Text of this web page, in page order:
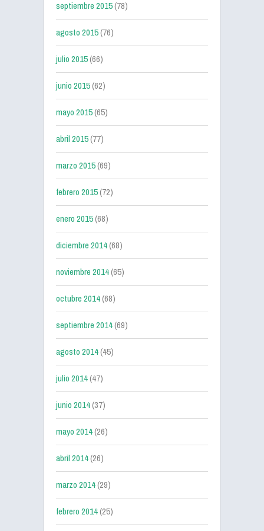
septiembre 2015(78)
agosto 2015(76)
julio 2015(66)
junio 2015(62)
mayo 2015(65)
abril 2015(77)
marzo 2015(69)
febrero 2015(72)
enero 2015(68)
diciembre 2014(68)
noviembre 2014(65)
octubre 2014(68)
septiembre 2014(69)
agosto 2014(45)
julio 2014(47)
junio 2014(37)
mayo 2014(26)
abril 2014(26)
marzo 2014(29)
febrero 2014(25)